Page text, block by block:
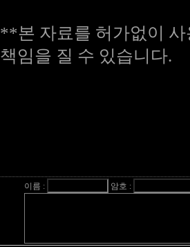
**본 자료를 허가없이
책임을 질 수 있습니다.
이름 : 암호 :